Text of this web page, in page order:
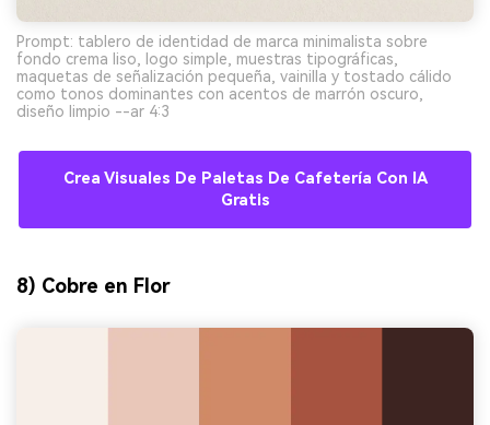
Prompt: tablero de identidad de marca minimalista sobre
fondo crema liso, logo simple, muestras tipográficas,
maquetas de señalización pequeña, vainilla y tostado cálido
como tonos dominantes con acentos de marrón oscuro,
diseño limpio --ar 4:3
Crea Visuales De Paletas De Cafetería Con IA
Gratis
8) Cobre en Flor